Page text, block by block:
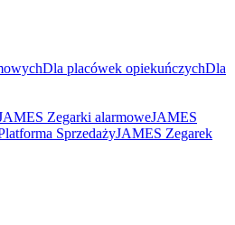
Dla placówek opiekuńczychDla
Zegarki alarmoweJAMES
SprzedażyJAMES Zegarek